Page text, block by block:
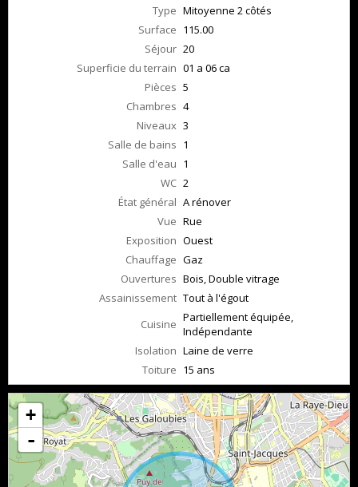
Type Mitoyenne 2 côtés
Surface 115.00
Séjour 20
Superficie du terrain 01 a 06 ca
Pièces 5
Chambres 4
Niveaux 3
Salle de bains 1
Salle d'eau 1
WC 2
État général A rénover
Vue Rue
Exposition Ouest
Chauffage Gaz
Ouvertures Bois, Double vitrage
Assainissement Tout à l'égout
Cuisine Partiellement équipée,
Indépendante
Isolation Laine de verre
Toiture 15 ans
+
-